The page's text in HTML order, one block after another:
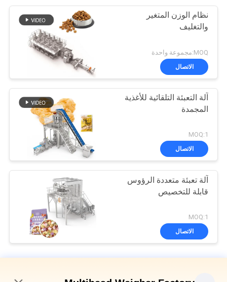
نظام الوزن المتغير
والتغليف
MOQ:مجموعة واحدة
الاتصال
آلة التعبئة التلقائية للأغذية
المجمدة
MOQ:1
الاتصال
آلة تعبئة متعددة الرؤوس
قابلة للتخصيص
MOQ:1
الاتصال